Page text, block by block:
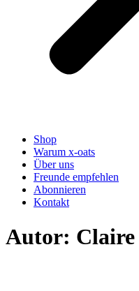
Shop
Warum x-oats
Über uns
Freunde empfehlen
Abonnieren
Kontakt
Autor: Claire